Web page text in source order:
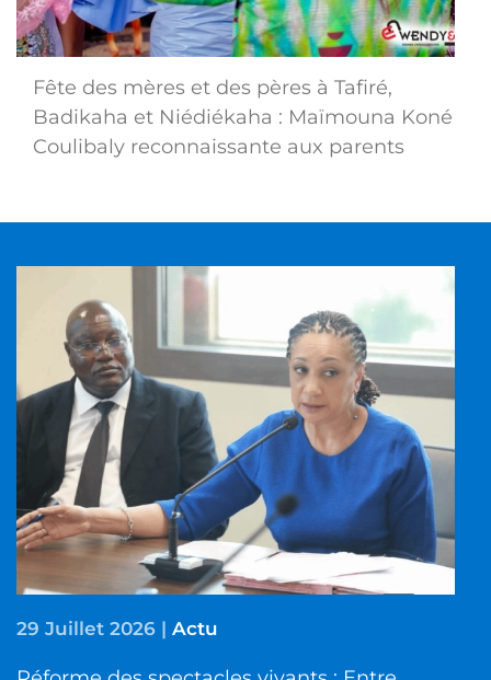
Fête des mères et des pères à Tafiré,
Badikaha et Niédiékaha : Maïmouna Koné
Coulibaly reconnaissante aux parents
29 Juillet 2026 | Actu